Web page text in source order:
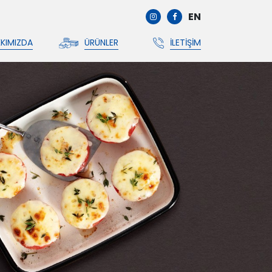
EN
ÜRÜNLER İLETIŞIM